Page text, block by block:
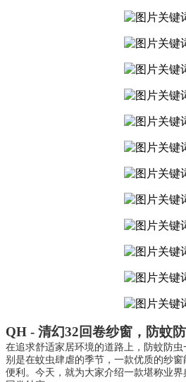
QH - 清幻32回卷纱窗，防蚊
在追求舒适家居环境的道路上，防蚊防
别是在蚊虫肆虐的季节，一款优质的纱
便利。今天，就为大家介绍一款堪称业